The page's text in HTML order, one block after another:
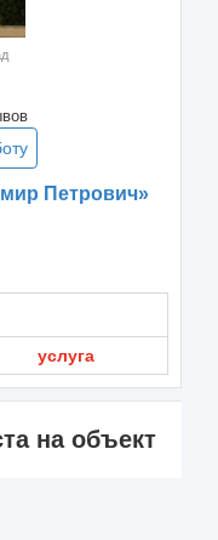
Петрович»
услуга
на объект